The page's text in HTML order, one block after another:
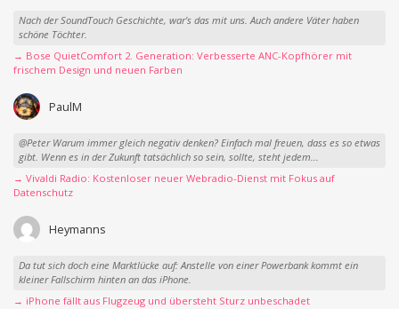
Nach der SoundTouch Geschichte, war’s das mit uns. Auch andere Väter haben
schöne Töchter.
→ Bose QuietComfort 2. Generation: Verbesserte ANC-Kopfhörer mit
frischem Design und neuen Farben
PaulM
@Peter Warum immer gleich negativ denken? Einfach mal freuen, dass es so etwas
gibt. Wenn es in der Zukunft tatsächlich so sein, sollte, steht jedem...
→ Vivaldi Radio: Kostenloser neuer Webradio-Dienst mit Fokus auf
Datenschutz
Heymanns
Da tut sich doch eine Marktlücke auf: Anstelle von einer Powerbank kommt ein
kleiner Fallschirm hinten an das iPhone.
→ iPhone fällt aus Flugzeug und übersteht Sturz unbeschadet